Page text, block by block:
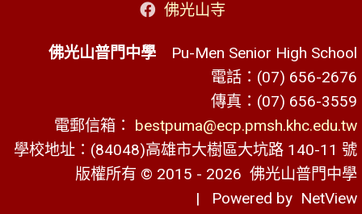
佛光山寺
佛光山普門中學 Pu-Men Senior High School
電話：(07) 656-2676
傳真：(07) 656-3559
電郵信箱： bestpuma@ecp.pmsh.khc.edu.tw
學校地址：(84048)高雄市大樹區大坑路 140-11 號
版權所有 © 2015 - 2026 佛光山普門中學
| Powered by NetView